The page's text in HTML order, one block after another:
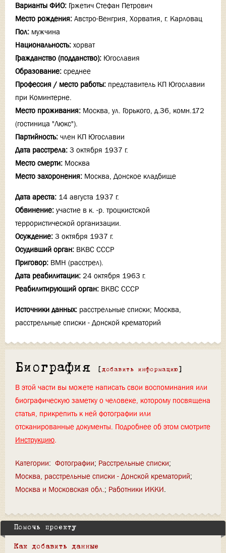
Варианты ФИО: Гржетич Стефан Петрович
Место рождения: Австро-Венгрия, Хорватия, г. Карловац
Пол: мужчина
Национальность: хорват
Гражданство (подданство): Югославия
Образование: среднее
Профессия / место работы: представитель КП Югославии
при Коминтерне.
Место проживания: Москва, ул. Горького, д.36, комн.172
(гостиница "Люкс").
Партийность: член КП Югославии
Дата расстрела: 3 октября 1937 г.
Место смерти: Москва
Место захоронения: Москва, Донское кладбище
Дата ареста: 14 августа 1937 г.
Обвинение: участие в к. -р. троцкистской
террористической организации.
Осуждение: 3 октября 1937 г.
Осудивший орган: ВКВС СССР
Приговор: ВМН (расстрел).
Дата реабилитации: 24 октября 1963 г.
Реабилитирующий орган: ВКВС СССР
Источники данных: расстрельные списки; Москва,
расстрельные списки - Донской крематорий
Биография [ добавить информацию ]
В этой части вы можете написать свои воспоминания или
биографическую заметку о человеке, которому посвящена
статья, прикрепить к ней фотографии или
отсканированные документы. Подробнее об этом смотрите
Инструкцию.
Категории: Фотографии Расстрельные списки
Москва, расстрельные списки - Донской крематорий
Москва и Московская обл. Работники ИККИ
Помочь проекту
Как добавить данные